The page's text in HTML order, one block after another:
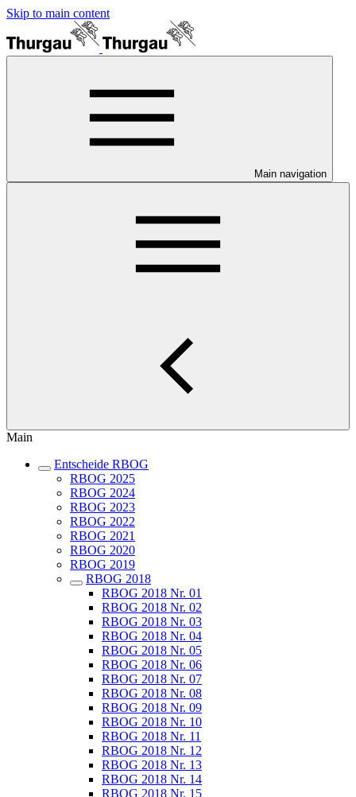
Skip to main content
Main navigation
Main
Entscheide RBOG
RBOG 2025
RBOG 2024
RBOG 2023
RBOG 2022
RBOG 2021
RBOG 2020
RBOG 2019
RBOG 2018
RBOG 2018 Nr. 01
RBOG 2018 Nr. 02
RBOG 2018 Nr. 03
RBOG 2018 Nr. 04
RBOG 2018 Nr. 05
RBOG 2018 Nr. 06
RBOG 2018 Nr. 07
RBOG 2018 Nr. 08
RBOG 2018 Nr. 09
RBOG 2018 Nr. 10
RBOG 2018 Nr. 11
RBOG 2018 Nr. 12
RBOG 2018 Nr. 13
RBOG 2018 Nr. 14
RBOG 2018 Nr. 15